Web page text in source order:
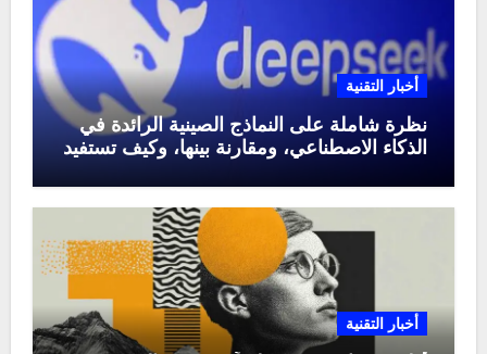
أخبار التقنية
نظرة شاملة على النماذج الصينية الرائدة في
الذكاء الاصطناعي، ومقارنة بينها، وكيف تستفيد
أخبار التقنية